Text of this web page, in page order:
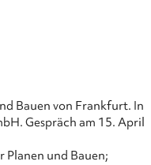
Bauen von Frankfurt. In
Gespräch am 15. April
Planen und Bauen;